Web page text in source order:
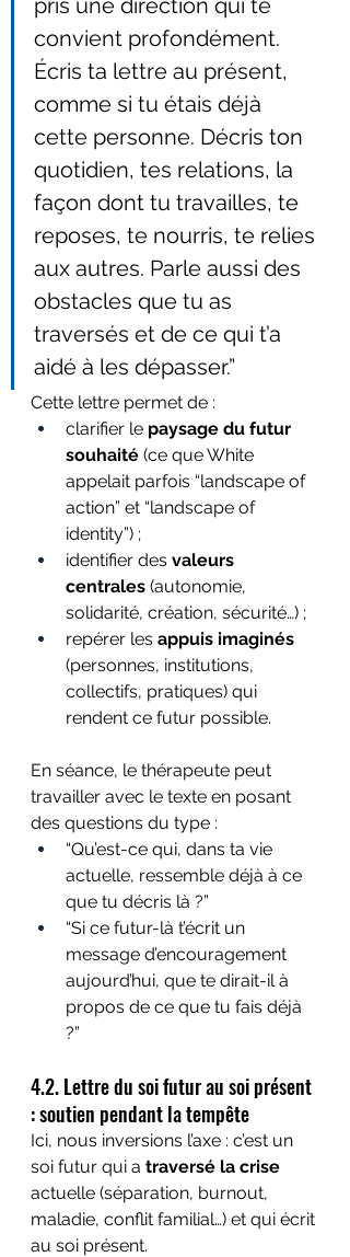
convient profondément.
Écris ta lettre au présent,
comme si tu étais déjà
cette personne. Décris ton
quotidien, tes relations, la
façon dont tu travailles, te
reposes, te nourris, te relies
aux autres. Parle aussi des
obstacles que tu as
traversés et de ce qui t’a
aidé à les dépasser.”
Cette lettre permet de :
clarifier le paysage du futur
souhaité (ce que White
appelait parfois “landscape of
action” et “landscape of
identity”) ;
identifier des valeurs
centrales (autonomie,
solidarité, création, sécurité…) ;
repérer les appuis imaginés
(personnes, institutions,
collectifs, pratiques) qui
rendent ce futur possible.
En séance, le thérapeute peut
travailler avec le texte en posant
des questions du type :
“Qu’est-ce qui, dans ta vie
actuelle, ressemble déjà à ce
que tu décris là ?”
“Si ce futur-là t’écrit un
message d’encouragement
aujourd’hui, que te dirait-il à
propos de ce que tu fais déjà
?”
4.2. Lettre du soi futur au soi présent
: soutien pendant la tempête
Ici, nous inversions l’axe : c’est un
soi futur qui a traversé la crise
actuelle (séparation, burnout,
maladie, conflit familial…) et qui écrit
au soi présent.